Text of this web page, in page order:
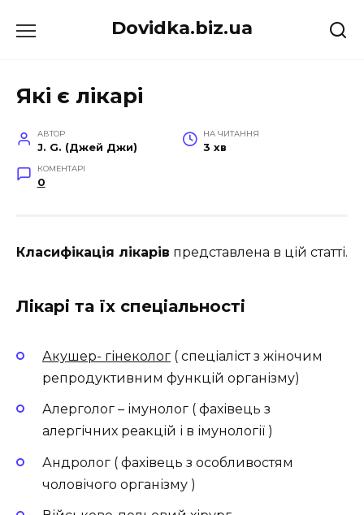
до
Dovidka.biz.ua
Які є лікарі
АВТОР
J. G. (Джей Джи)
НА ЧИТАННЯ
3 хв
КОМЕНТАРІ
0
Класифікація лікарів представлена ​​в цій статті.
Лікарі та їх спеціальності
Акушер- гінеколог ( спеціаліст з жіночим
репродуктивним функцій організму)
Алерголог – імунолог ( фахівець з
алергічних реакцій і в імунології )
Андролог ( фахівець з особливостям
чоловічого організму )